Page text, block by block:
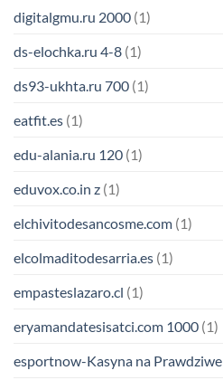
digitalgmu.ru 2000 (1)
ds-elochka.ru 4-8 (1)
ds93-ukhta.ru 700 (1)
eatfit.es (1)
edu-alania.ru 120 (1)
eduvox.co.in z (1)
elchivitodesancosme.com (1)
elcolmaditodesarria.es (1)
empasteslazaro.cl (1)
eryamandatesisatci.com 1000 (1)
esportnow-Kasyna na Prawdziwe